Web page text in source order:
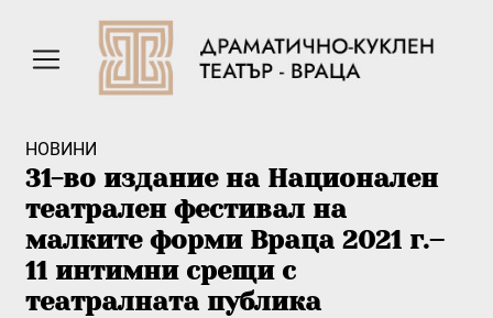
НОВИНИ
31-во издание на Национален
театрален фестивал на
малките форми Враца 2021 г.–
11 интимни срещи с
театралната публика